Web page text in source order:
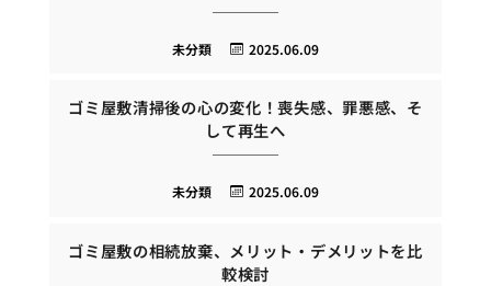
2025.06.09
未分類
ゴミ屋敷清掃後の心の変化！喪失感、罪悪感、そ
して再生へ
2025.06.09
未分類
ゴミ屋敷の相続放棄、メリット・デメリットを比
較検討